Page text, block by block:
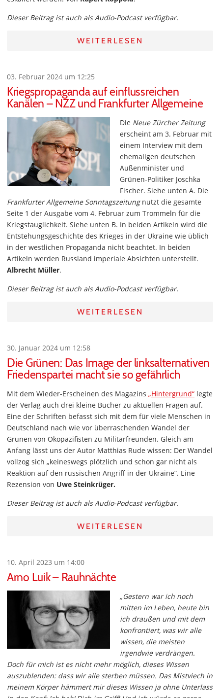
Dieser Beitrag ist auch als Audio-Podcast verfügbar.
WEITERLESEN
03. Februar 2024 um 12:25
Kriegspropaganda auf einflussreichen
Kanälen – NZZ und Frankfurter Allgemeine
Die Neue Zürcher Zeitung
erscheint am 3. Februar mit
einem Interview mit dem
ehemaligen deutschen
Außenminister und
Grünen-Politiker Joschka
Fischer. Siehe unten A. Die
Frankfurter Allgemeine Sonntagszeitungnutzt die gesamte
Seite 1 der Ausgabe vom 4. Februar zum Trommeln für die
Kriegstauglichkeit. Siehe unten B. In beiden Artikeln wird die
Entstehungsgeschichte des Krieges in der Ukraine wie üblich
in der westlichen Propaganda nicht beachtet. In beiden
Artikeln werden Russland imperiale Absichten unterstellt.
Albrecht Müller.
Dieser Beitrag ist auch als Audio-Podcast verfügbar.
WEITERLESEN
30. Januar 2024 um 12:58
Die Grünen: Das Image der linksalternativen
Friedenspartei macht sie so gefährlich
Mit dem Wieder-Erscheinen des Magazins „Hintergrund“ legte
der Verlag auch drei kleine Bücher zu aktuellen Fragen auf.
Eine der Schriften befasst sich mit dem für viele Menschen in
Deutschland nach wie vor überraschenden Wandel der
Grünen von Ökopazifisten zu Militärfreunden. Gleich am
Anfang lässt uns der Autor Matthias Rude wissen: Der Wandel
vollzog sich „keineswegs plötzlich und schon gar nicht als
Reaktion auf den russischen Angriff in der Ukraine“. Eine
Rezension von Uwe Steinkrüger.
Dieser Beitrag ist auch als Audio-Podcast verfügbar.
WEITERLESEN
10. April 2023 um 14:00
Arno Luik – Rauhnächte
„Gestern war ich noch
mitten im Leben, heute bin
ich draußen und mit dem
konfrontiert, was wir alle
wissen, die meisten
irgendwie verdrängen.
Doch für mich ist es nicht mehr möglich, dieses Wissen
auszublenden: dass wir alle sterben müssen. Das Mistviech in
meinem Körper hämmert mir dieses Wissen ja ohne Unterlass